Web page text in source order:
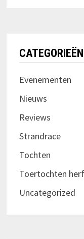
CATEGORIEËN
Evenementen
Nieuws
Reviews
Strandrace
Tochten
Toertochten
Uncategorized